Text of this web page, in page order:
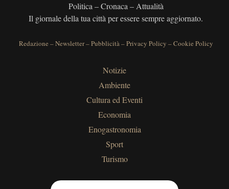
Politica – Cronaca – Attualità
Il giornale della tua città per essere sempre aggiornato.
Redazione –Newsletter–Pubblicità–Privacy Policy –Cookie Policy
Notizie
Ambiente
Cultura ed Eventi
Economia
Enogastronomia
Sport
Turismo